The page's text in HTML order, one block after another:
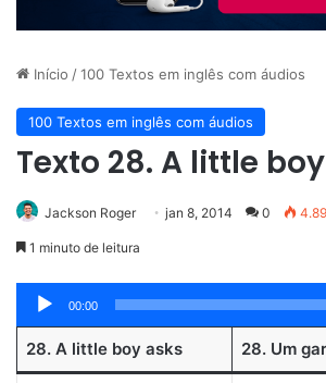
Início /100 Textos em inglês com áudios
100 Textos em inglês com áudios
Texto 28. A little
Jackson Roger jan 8, 2014 0
1 minuto de leitura
Tocador
de
áudio
00:00
28. A little boy asks 28. Um